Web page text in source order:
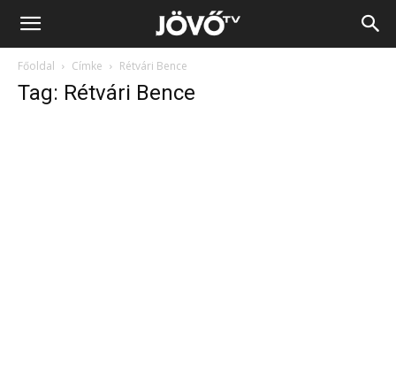
Jövő
Főoldal Címke Rétvári Bence
Tag: Rétvári Bence